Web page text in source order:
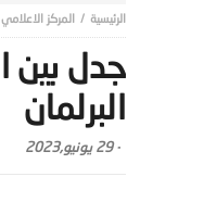
المركز الاعلامي
جدل بين
البرلمان
-29 يونيو,2023